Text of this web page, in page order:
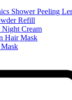
Shower Peeling
Refill
Cream
Hair Mask